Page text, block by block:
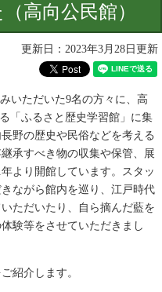
高向公民館）
更新日：2023年3月28日更新
いただいた9名の方々に、 高
「ふるさと歴史学習館」に集
野の歴史や民俗などを考える
承すべき物の収集や保管、展
より開館しています。スタッ
ながら館内を巡り、江戸時代
ただいたり、自ら摘んだ藍を
験等をさせていただきまし
紹介します。